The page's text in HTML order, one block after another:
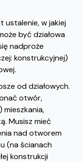
ustalenie, w jakiej
być działowa
nadproże
konstrukcyjnej)
od działowych.
otwór,
Musisz mieć
nad otworem
(na ścianach
konstrukcji